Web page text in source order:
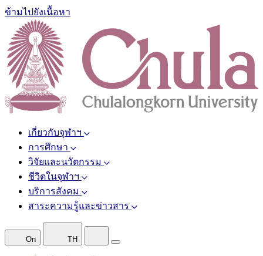
ข้ามไปยังเนื้อหา
เกี่ยวกับจุฬาฯ
การศึกษา
วิจัยและนวัตกรรม
ชีวิตในจุฬาฯ
บริการสังคม
สาระความรู้และข่าวสาร
On TH